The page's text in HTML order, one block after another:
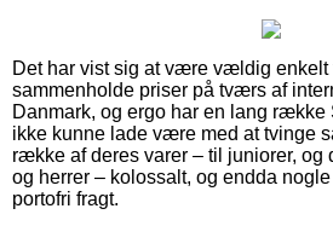
Det har vist sig at være vældig enkelt
sammenholde priser på tværs af
Danmark, og ergo har en lang
ikke kunne lade være med at tvinge
række af deres varer – til juniorer, og
og herrer – kolossalt, og endda
portofri fragt.